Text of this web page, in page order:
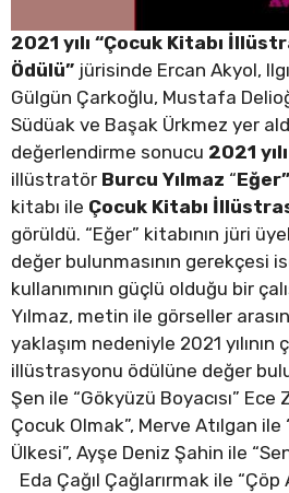
2021 yılı “Çocuk Kitabı
Ödülü” jürisinde Ercan Akyol,
Gülgün Çarkoğlu, Mustafa
Südüak ve Başak Ürkmez yer
değerlendirme sonucu 2021 yılı
illüstratör Burcu Yılmaz “Eğer”
kitabı ile Çocuk Kitabı
görüldü. “Eğer” kitabının jüri
değer bulunmasının gerekçesi
kullanımının güçlü olduğu bir
Yılmaz, metin ile görseller
yaklaşım nedeniyle 2021 yılının
illüstrasyonu ödülüne değer
Şen ile “Gökyüzü Boyacısı” Ece
Çocuk Olmak”, Merve Atılgan ile
Ülkesi”, Ayşe Deniz Şahin ile
Eda Çağıl Çağlarırmak ile “Çöp